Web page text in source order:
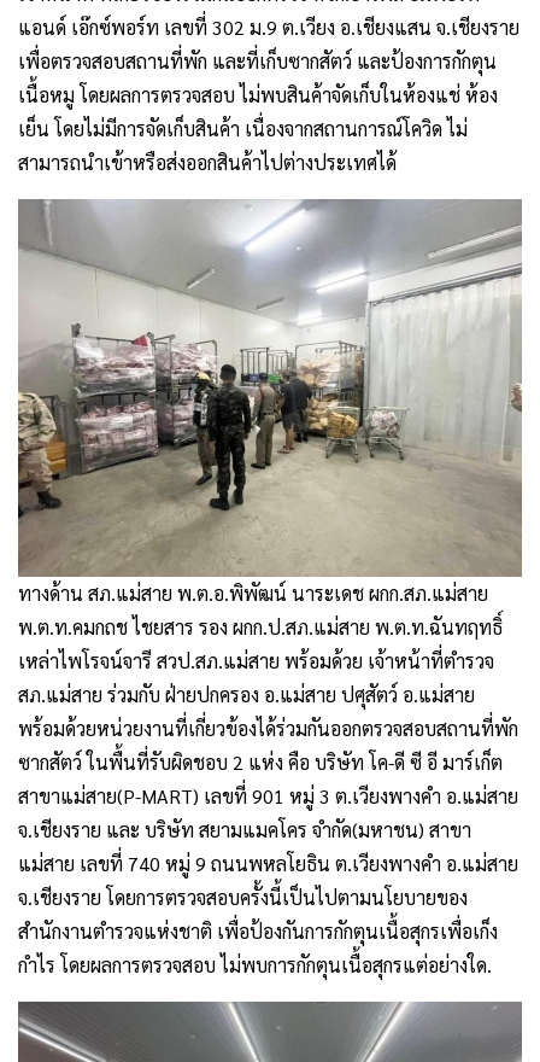
แอนด์ เอ๊กซ์พอร์ท เลขที่ 302 ม.9 ต.เวียง อ.เชียงแสน จ.เชียงราย
เพื่อตรวจสอบสถานที่พัก และที่เก็บซากสัตว์ และป้องการกักตุน
เนื้อหมู โดยผลการตรวจสอบ ไม่พบสินค้าจัดเก็บในห้องแช่ ห้อง
เย็น โดยไม่มีการจัดเก็บสินค้า เนื่องจากสถานการณ์โควิด ไม่
สามารถนำเข้าหรือส่งออกสินค้าไปต่างประเทศได้
ทางด้าน สภ.แม่สาย พ.ต.อ.พิพัฒน์ นาระเดช ผกก.สภ.แม่สาย
พ.ต.ท.คมกถช ไชยสาร รอง ผกก.ป.สภ.แม่สาย พ.ต.ท.ฉันทฤทธิ์
เหล่าไพโรจน์จารี สวป.สภ.แม่สาย พร้อมด้วย เจ้าหน้าที่ตำรวจ
สภ.แม่สาย ร่วมกับ ฝ่ายปกครอง อ.แม่สาย ปศุสัตว์ อ.แม่สาย
พร้อมด้วยหน่วยงานที่เกี่ยวข้องได้ร่วมกันออกตรวจสอบสถานที่พัก
ซากสัตว์ ในพื้นที่รับผิดชอบ 2 แห่ง คือ บริษัท โค-ดี ซี อี มาร์เก็ต
สาขาแม่สาย(P-MART) เลขที่ 901 หมู่ 3 ต.เวียงพางคำ อ.แม่สาย
จ.เชียงราย และ บริษัท สยามแมคโคร จำกัด(มหาชน) สาขา
แม่สาย เลขที่ 740 หมู่ 9 ถนนพหลโยธิน ต.เวียงพางคำ อ.แม่สาย
จ.เชียงราย โดยการตรวจสอบครั้งนี้เป็นไปตามนโยบายของ
สำนักงานตำรวจแห่งชาติ เพื่อป้องกันการกักตุนเนื้อสุกรเพื่อเก็ง
กำไร โดยผลการตรวจสอบ ไม่พบการกักตุนเนื้อสุกรแต่อย่างใด.